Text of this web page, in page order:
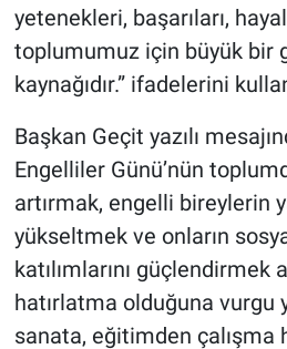
yetenekleri, başarıları,
toplumumuz için büyük bir
kaynağıdır.” ifadelerini
Başkan Geçit yazılı
Engelliler Günü’nün
artırmak, engelli bireylerin
yükseltmek ve onların
katılımlarını güçlendirmek
hatırlatma olduğuna vurgu
sanata, eğitimden çalışma